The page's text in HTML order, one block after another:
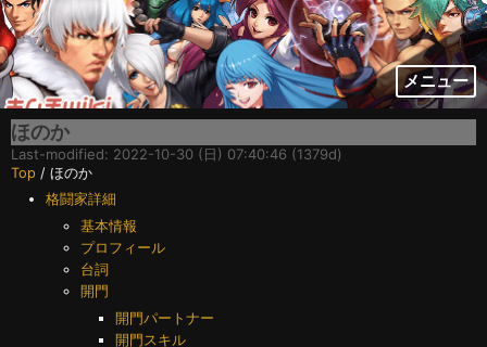
メニュー
ほのか
Last-modified: 2022-10-30 (日) 07:40:46 (1379d)
Top / ほのか
格闘家詳細
基本情報
プロフィール
台詞
開門
開門パートナー
開門スキル